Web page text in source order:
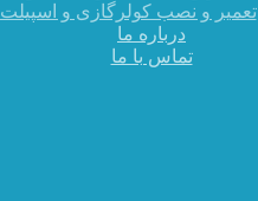
تعمیر و نصب کولرگازی و اسپیلت
درباره ما
تماس با ما